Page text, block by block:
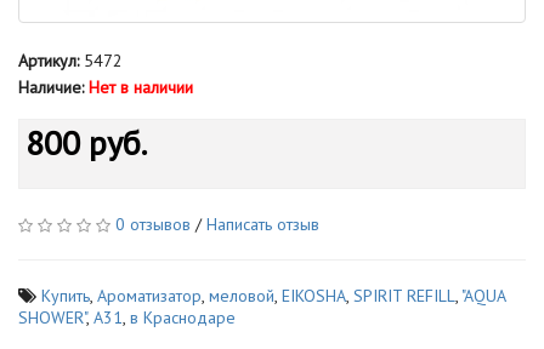
Артикул:5472
Наличие: Нет в наличии
800 руб.
0 отзывов /Написать отзыв
Купить, Ароматизатор, меловой, EIKOSHA, SPIRIT REFILL, "AQUA
SHOWER", A31, в Краснодаре